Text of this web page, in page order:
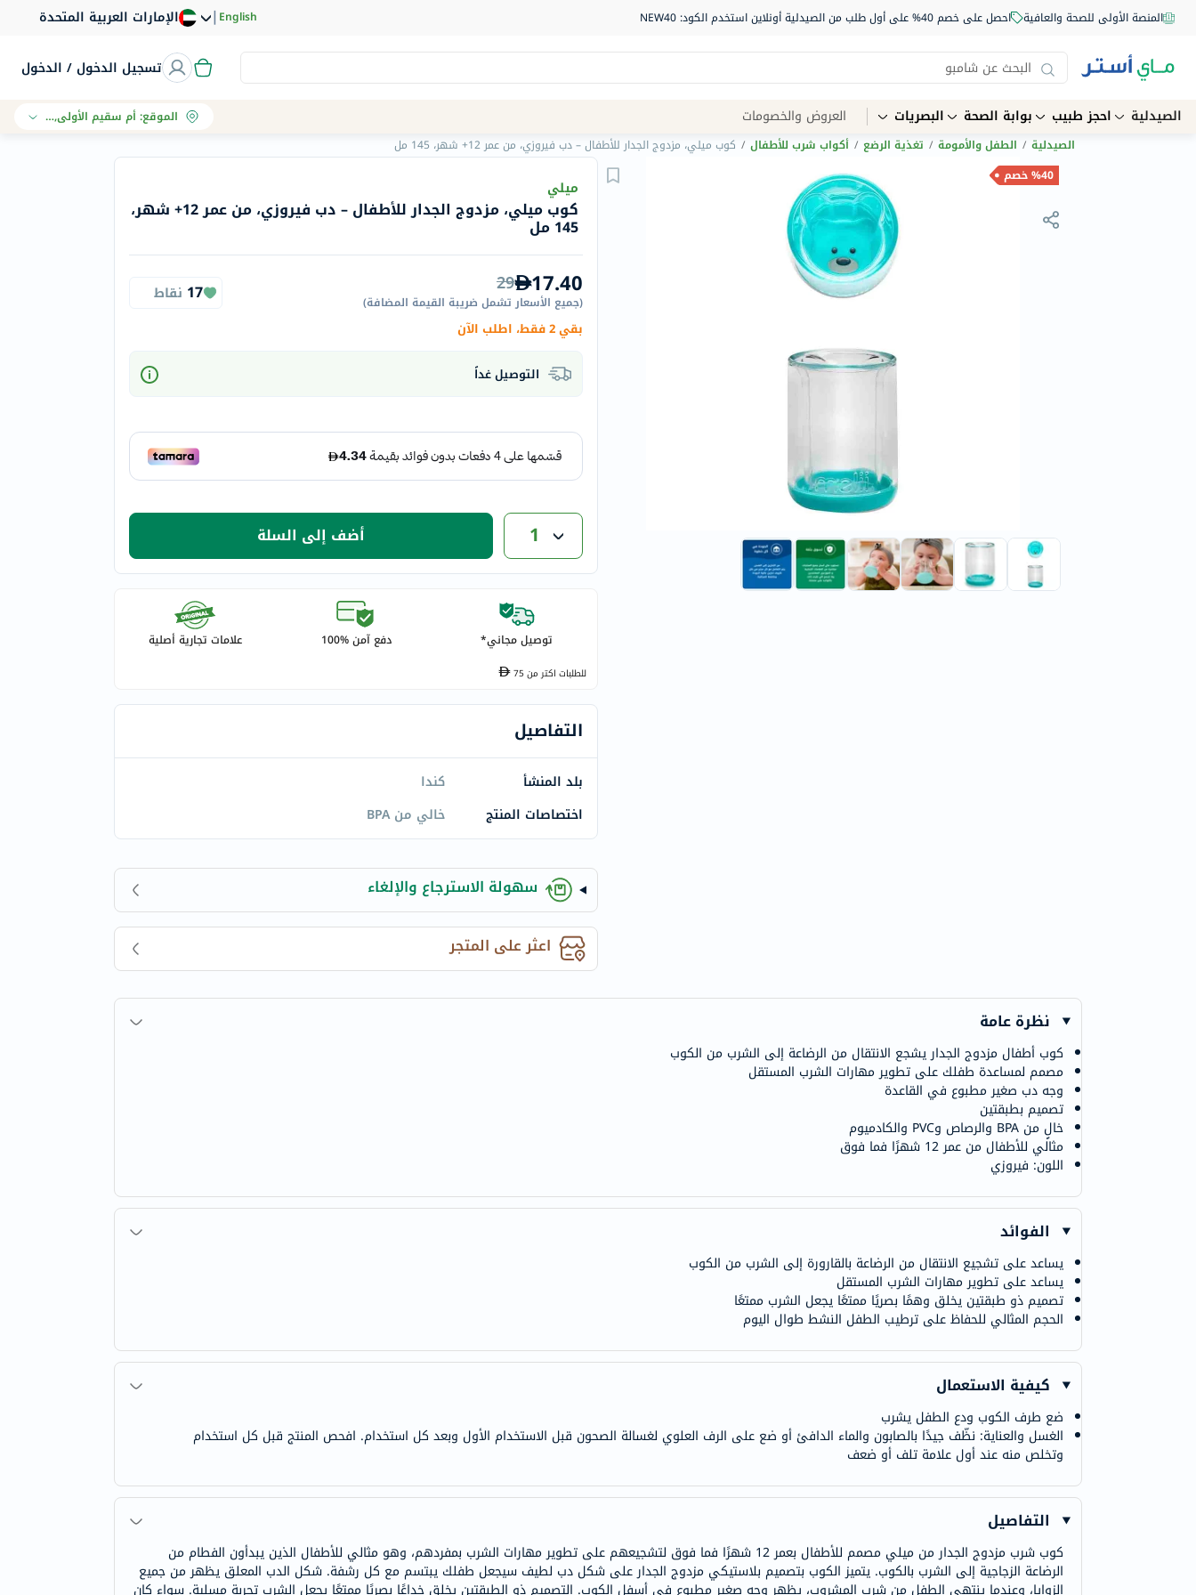
المنصة الأولى للصحة والعافية احصل على خصم 40% على أول طلب من الصيدلية أونلاين استخدم الكود: NEW40 الإمارات العربية المتحدة |English
تسجيل الدخول / الدخول
Navigation
الصيدلية
الماركات
Humantara
carroten
betadine
Roche
vitabiotics
bioderma
vichy
now
dymatize
medicube
life
blueberry-
naturals
bepanthen
21st-
accu-
activise
acuvue
annemarie-
borlind
webber-
naturals
anua
paleo
olaplex
solaray
vitalproteins
OMRON
fino
الصيدلية احجز طبيب بوابة الصحة البصريات العروض والخصومات الموقع:أم سقيم الأولى, دبي
الصيدلية / الطفل والأمومة / تغذية الرضع / أكواب شرب للأطفال / كوب ميلي، مزدوج الجدار للأطفال – دب فيروزي، من عمر 12+ شهر، 145 مل
%40 خصم
ميلي
كوب ميلي، مزدوج الجدار للأطفال – دب فيروزي، من عمر 12+ شهر،
145 مل
17.40
29
(جميع الأسعار تشمل ضريبة القيمة المضافة)
17 نقاط
بقي 2 فقط، اطلب الآن
التوصيل غداً
1 أضف إلى السلة
توصيل مجاني* دفع آمن %100 علامات تجارية أصلية
للطلبات اكتر من75
التفاصيل
بلد المنشأ
كندا
اختصاصات المنتج
خالي من BPA
سهولة الاسترجاع والإلغاء
اعثر على المتجر
نظرة عامة
كوب أطفال مزدوج الجدار يشجع الانتقال من الرضاعة إلى الشرب من الكوب
مصمم لمساعدة طفلك على تطوير مهارات الشرب المستقل
وجه دب صغير مطبوع في القاعدة
تصميم بطبقتين
خالٍ من BPA والرصاص وPVC والكادميوم
مثالي للأطفال من عمر 12 شهرًا فما فوق
اللون: فيروزي
الفوائد
يساعد على تشجيع الانتقال من الرضاعة بالقارورة إلى الشرب من الكوب
يساعد على تطوير مهارات الشرب المستقل
تصميم ذو طبقتين يخلق وهمًا بصريًا ممتعًا يجعل الشرب ممتعًا
الحجم المثالي للحفاظ على ترطيب الطفل النشط طوال اليوم
كيفية الاستعمال
ضع طرف الكوب ودع الطفل يشرب
الغسل والعناية: نظّف جيدًا بالصابون والماء الدافئ أو ضع على الرف العلوي لغسالة الصحون قبل الاستخدام الأول وبعد كل استخدام. افحص المنتج قبل كل استخدام
وتخلص منه عند أول علامة تلف أو ضعف
التفاصيل
كوب شرب مزدوج الجدار من ميلي مصمم للأطفال بعمر 12 شهرًا فما فوق لتشجيعهم على تطوير مهارات الشرب بمفردهم، وهو مثالي للأطفال الذين يبدأون الفطام من
الرضاعة الزجاجية إلى الشرب بالكوب. يتميز الكوب بتصميم بلاستيكي مزدوج الجدار على شكل دب لطيف سيجعل طفلك يبتسم مع كل رشفة. شكل الدب المعلق يظهر من جميع
الزوايا، وعندما ينتهي الطفل من شرب المشروب، يظهر وجه صغير مطبوع في أسفل الكوب. التصميم ذو الطبقتين يخلق خداعًا بصريًا ممتعًا يجعل الشرب تجربة مسلية. سواء كان